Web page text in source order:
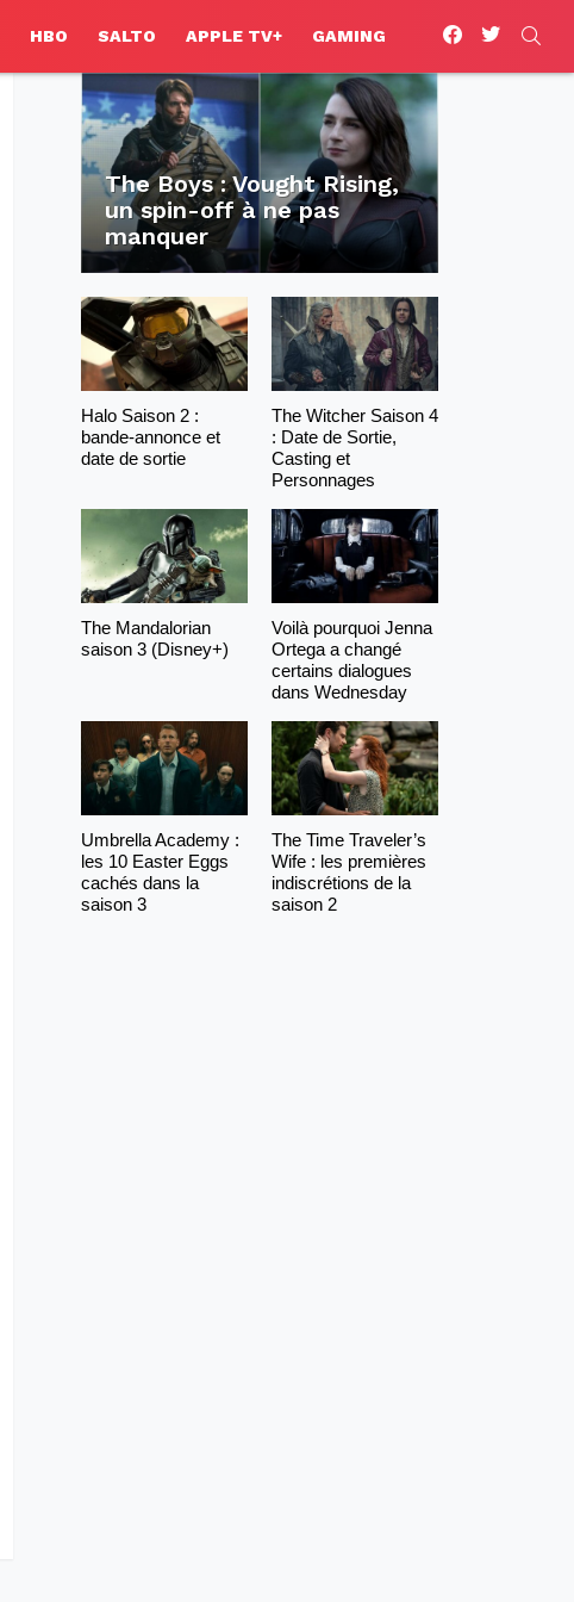
HBO SALTO APPLE TV+ GAMING
facebooktwitter
The Boys : Vought Rising,
un spin-off à ne pas
manquer
Halo Saison 2 :
bande-annonce et
date de sortie
The Witcher Saison 4
: Date de Sortie,
Casting et
Personnages
The Mandalorian
saison 3 (Disney+)
Voilà pourquoi Jenna
Ortega a changé
certains dialogues
dans Wednesday
Umbrella Academy :
les 10 Easter Eggs
cachés dans la
saison 3
The Time Traveler’s
Wife : les premières
indiscrétions de la
saison 2